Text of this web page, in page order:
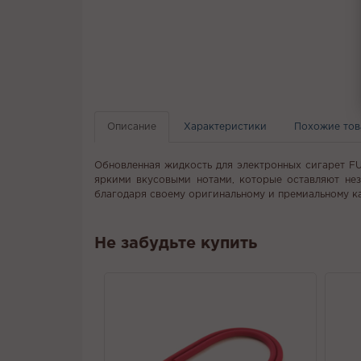
Описание Характеристики Похожие
Обновленная жидкость для электронных сигарет
яркими вкусовыми нотами, которые оставляют
благодаря своему оригинальному и премиальному
Не забудьте купить